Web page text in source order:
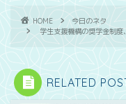
HOME
今日のネタ
学生支援機構の奨学金制
RELATED